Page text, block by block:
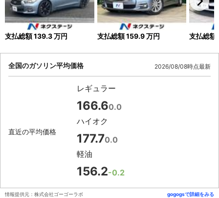
支払総額139.3万円 支払総額159.9万円 支払総額
全国のガソリン平均価格 2026/08/08時点最新
直近の平均価格
レギュラー
166.60.0
ハイオク
177.70.0
軽油
156.2-0.2
情報提供元：株式会社ゴーゴーラボ gogogsで詳細をみる